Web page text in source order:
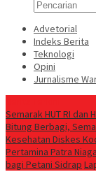
Advetorial
Indeks Berita
Teknologi
Opini
Jurnalisme
Semarak HUT RI dan
Bitung Berbagi,
Kesehatan Diskes
Pertamina Patra
bagi Petani Sidrap